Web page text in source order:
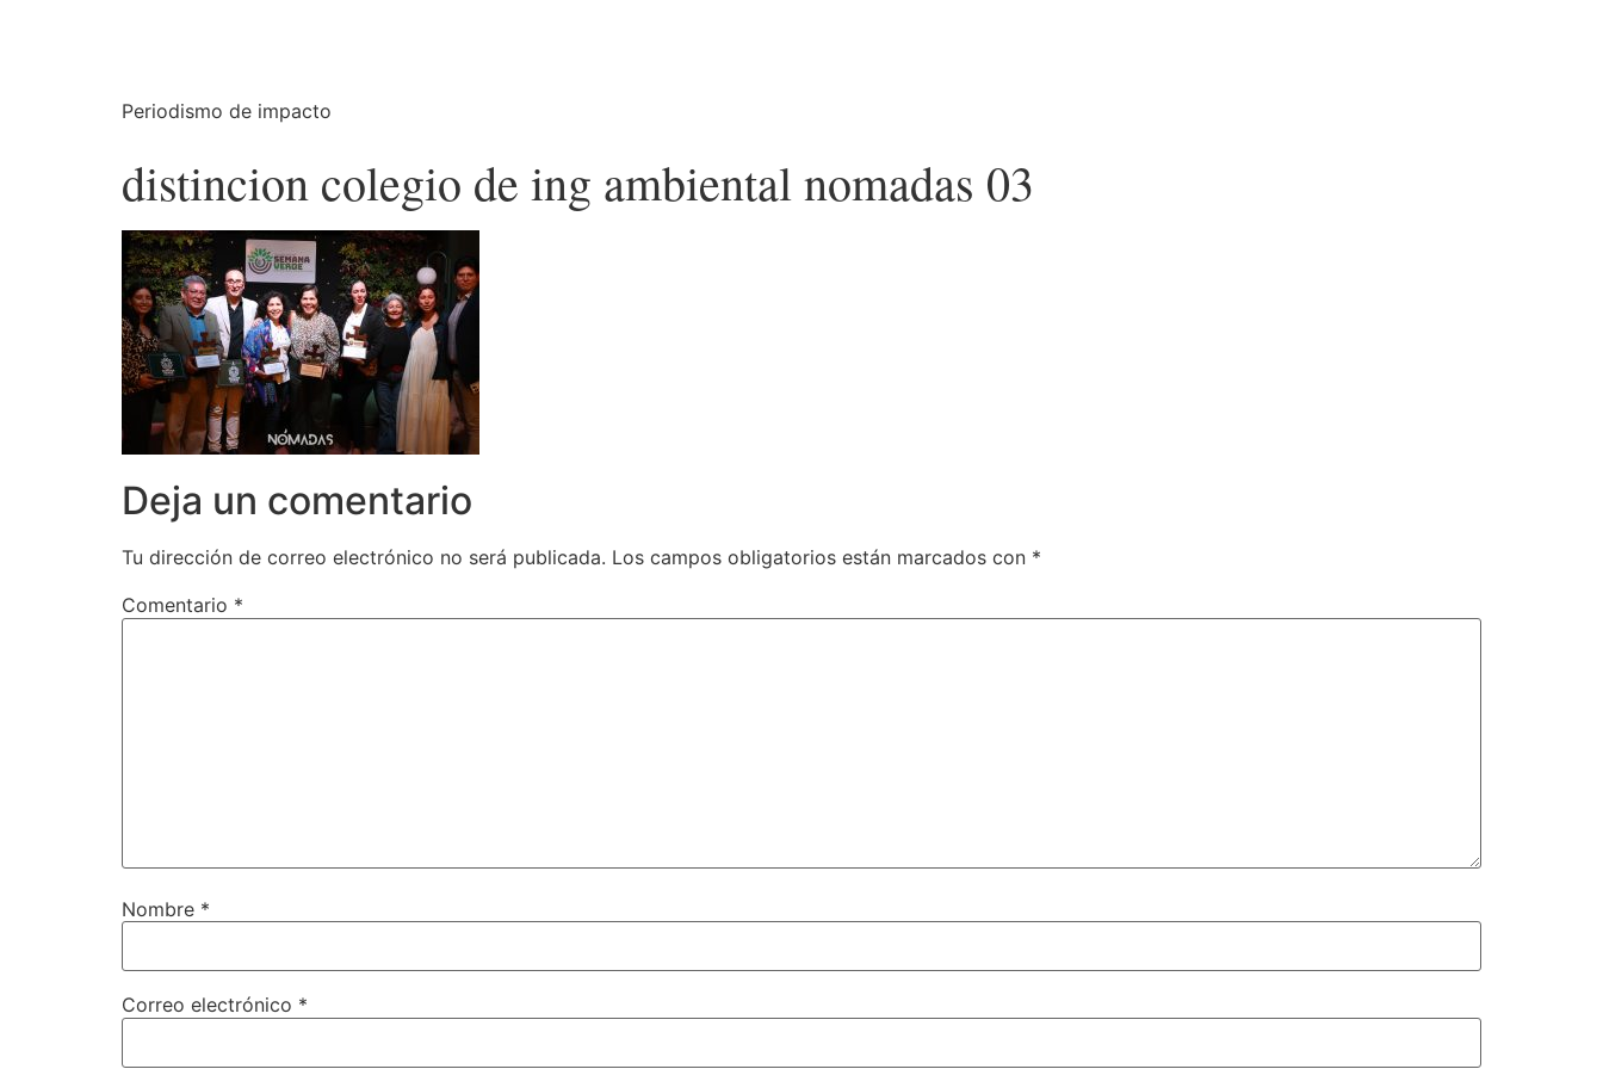
Periodismo de impacto
distincion colegio de ing ambiental nomadas 03
Deja un comentario
Tu dirección de correo electrónico no será publicada. Los campos obligatorios están marcados con *
Comentario *
Nombre *
Correo electrónico *